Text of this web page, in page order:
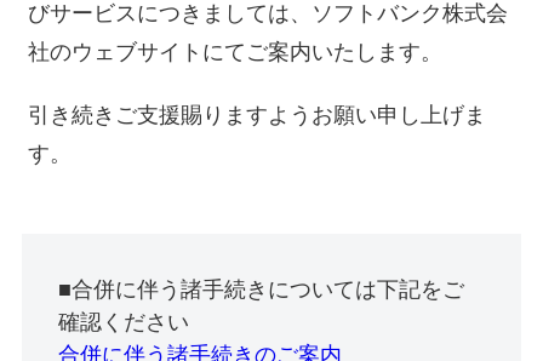
びサービスにつきましては、ソフトバンク株式会
社のウェブサイトにてご案内いたします。
引き続きご支援賜りますようお願い申し上げま
す。
■合併に伴う諸手続きについては下記をご
確認ください
合併に伴う諸手続きのご案内